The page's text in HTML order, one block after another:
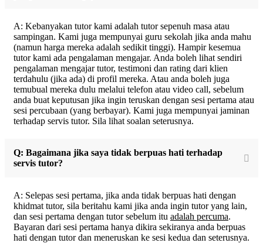
A: Kebanyakan tutor kami adalah tutor sepenuh masa atau
sampingan. Kami juga mempunyai guru sekolah jika anda mahu
(namun harga mereka adalah sedikit tinggi). Hampir kesemua
tutor kami ada pengalaman mengajar. Anda boleh lihat sendiri
pengalaman mengajar tutor, testimoni dan rating dari klien
terdahulu (jika ada) di profil mereka. Atau anda boleh juga
temubual mereka dulu melalui telefon atau video call, sebelum
anda buat keputusan jika ingin teruskan dengan sesi pertama atau
sesi percubaan (yang berbayar). Kami juga mempunyai jaminan
terhadap servis tutor. Sila lihat soalan seterusnya.
Q: Bagaimana jika saya tidak berpuas hati terhadap
servis tutor?
A: Selepas sesi pertama, jika anda tidak berpuas hati dengan
khidmat tutor, sila beritahu kami jika anda ingin tutor yang lain,
dan sesi pertama dengan tutor sebelum itu adalah percuma.
Bayaran dari sesi pertama hanya dikira sekiranya anda berpuas
hati dengan tutor dan meneruskan ke sesi kedua dan seterusnya.